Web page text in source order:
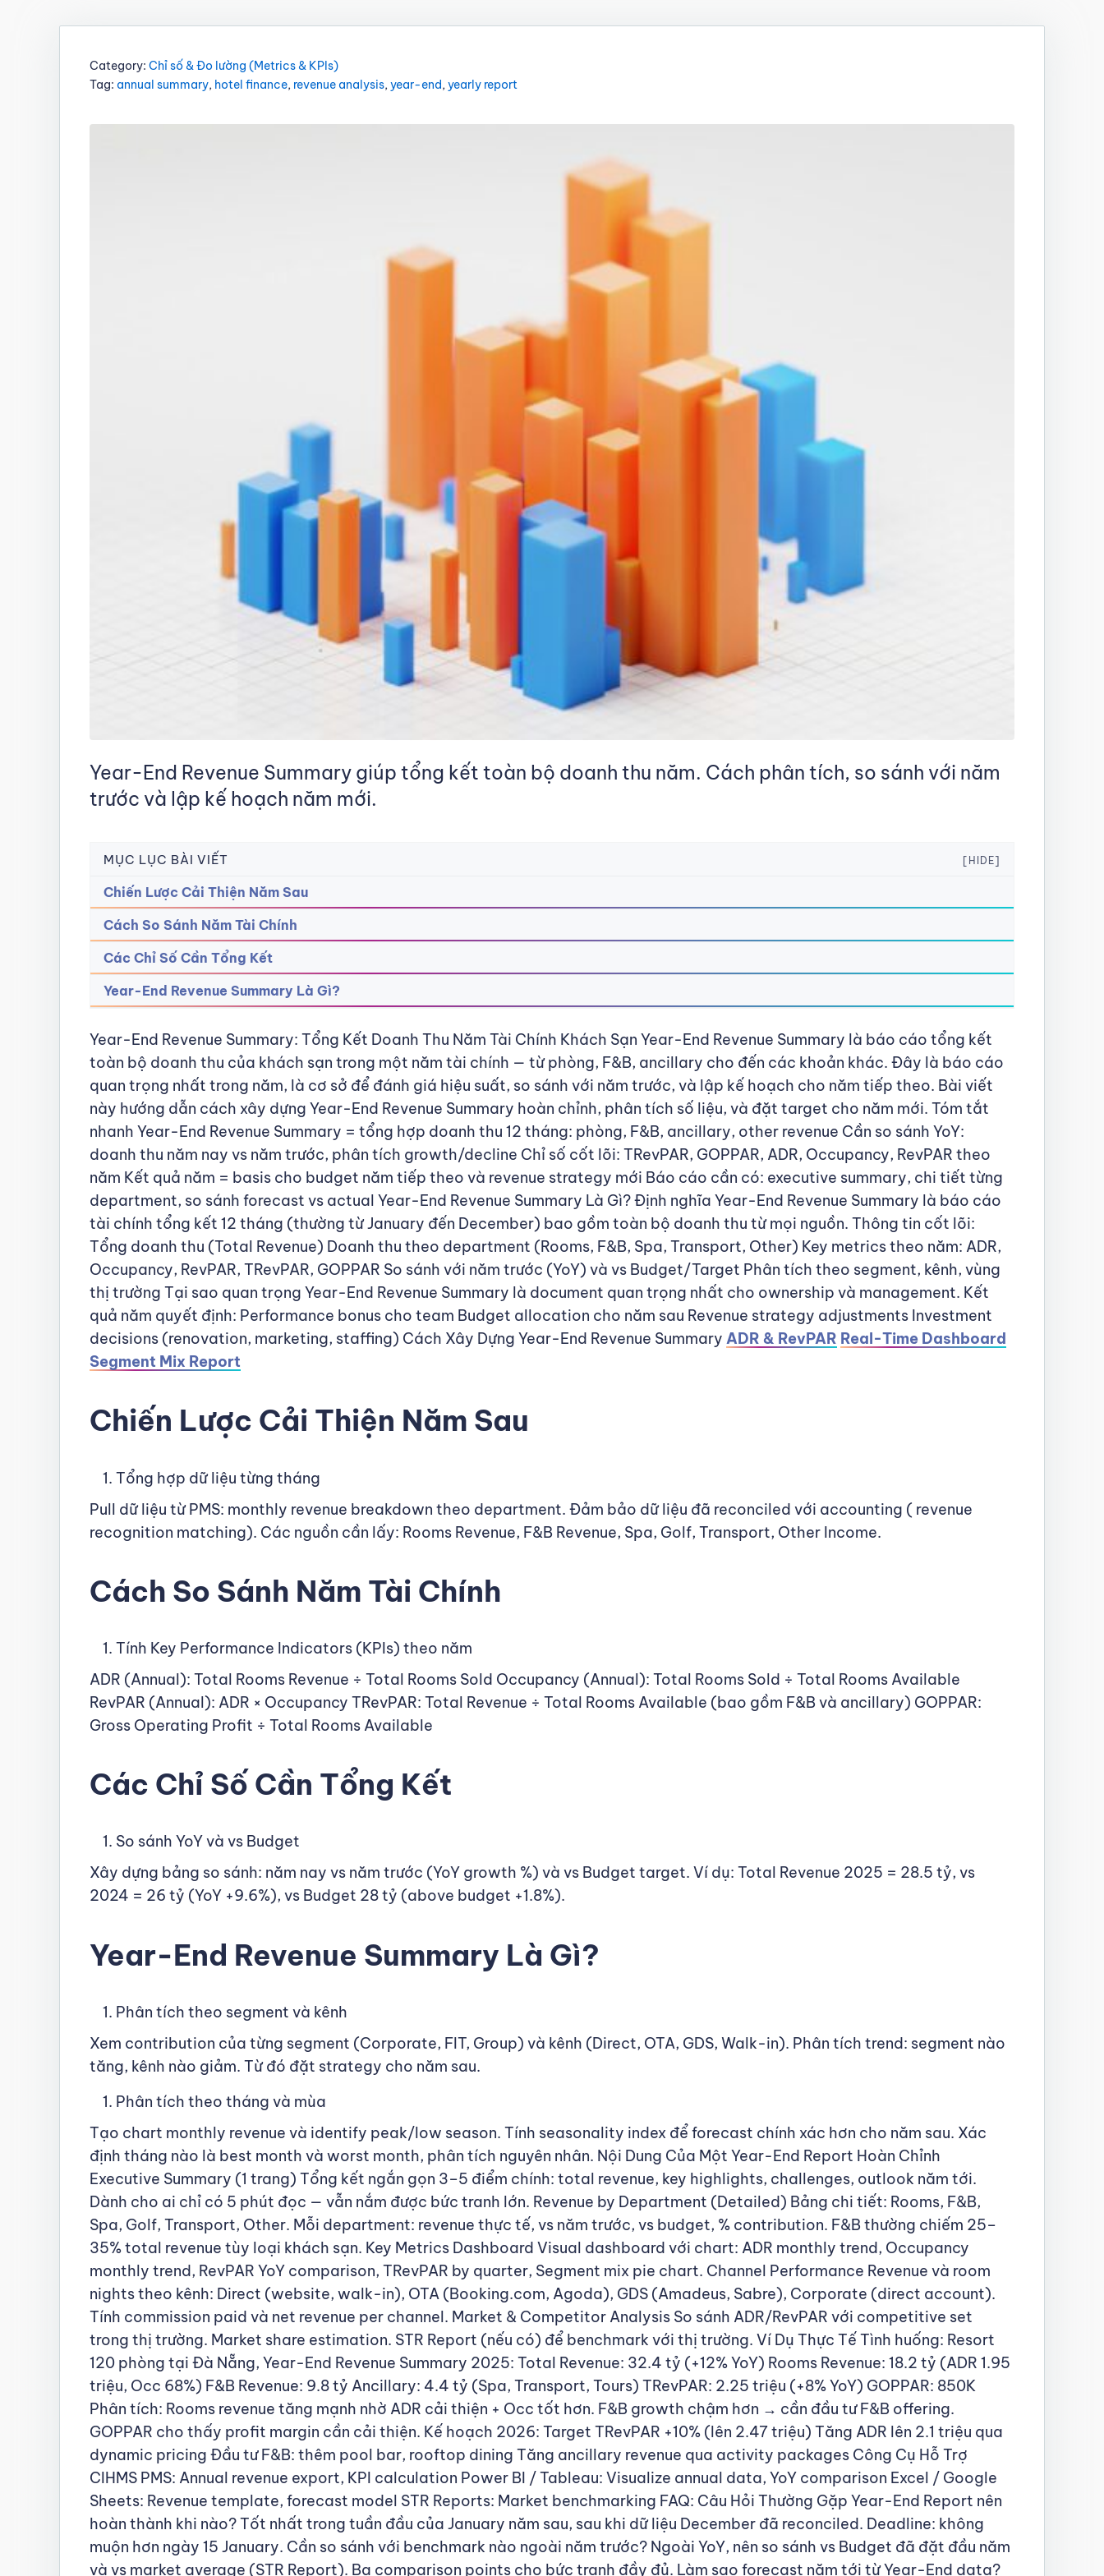
Category:Chỉ số & Đo lường (Metrics & KPIs)
Tag: annual summary, hotel finance, revenue analysis,year-end,yearly report
Year-End Revenue Summary giúp tổng kết toàn bộ doanh thu năm. Cách phân tích, so sánh với năm
trước và lập kế hoạch năm mới.
MỤC LỤC BÀI VIẾT [HIDE]
Chiến Lược Cải Thiện Năm Sau
Cách So Sánh Năm Tài Chính
Các Chỉ Số Cần Tổng Kết
Year-End Revenue Summary Là Gì?
Year-End Revenue Summary: Tổng Kết Doanh Thu Năm Tài Chính Khách Sạn Year-End Revenue Summary là báo cáo tổng kết
toàn bộ doanh thu của khách sạn trong một năm tài chính — từ phòng, F&B, ancillary cho đến các khoản khác. Đây là báo cáo
quan trọng nhất trong năm, là cơ sở để đánh giá hiệu suất, so sánh với năm trước, và lập kế hoạch cho năm tiếp theo. Bài viết
này hướng dẫn cách xây dựng Year-End Revenue Summary hoàn chỉnh, phân tích số liệu, và đặt target cho năm mới. Tóm tắt
nhanh Year-End Revenue Summary = tổng hợp doanh thu 12 tháng: phòng, F&B, ancillary, other revenue Cần so sánh YoY:
doanh thu năm nay vs năm trước, phân tích growth/decline Chỉ số cốt lõi: TRevPAR, GOPPAR, ADR, Occupancy, RevPAR theo
năm Kết quả năm = basis cho budget năm tiếp theo và revenue strategy mới Báo cáo cần có: executive summary, chi tiết từng
department, so sánh forecast vs actual Year-End Revenue Summary Là Gì? Định nghĩa Year-End Revenue Summary là báo cáo
tài chính tổng kết 12 tháng (thường từ January đến December) bao gồm toàn bộ doanh thu từ mọi nguồn. Thông tin cốt lõi:
Tổng doanh thu (Total Revenue) Doanh thu theo department (Rooms, F&B, Spa, Transport, Other) Key metrics theo năm: ADR,
Occupancy, RevPAR, TRevPAR, GOPPAR So sánh với năm trước (YoY) và vs Budget/Target Phân tích theo segment, kênh, vùng
thị trường Tại sao quan trọng Year-End Revenue Summary là document quan trọng nhất cho ownership và management. Kết
quả năm quyết định: Performance bonus cho team Budget allocation cho năm sau Revenue strategy adjustments Investment
decisions (renovation, marketing, staffing) Cách Xây Dựng Year-End Revenue SummaryADR & RevPAR Real-Time Dashboard
Segment Mix Report
Chiến Lược Cải Thiện Năm Sau
Tổng hợp dữ liệu từng tháng
Pull dữ liệu từ PMS: monthly revenue breakdown theo department. Đảm bảo dữ liệu đã reconciled với accounting ( revenue
recognition matching). Các nguồn cần lấy: Rooms Revenue, F&B Revenue, Spa, Golf, Transport, Other Income.
Cách So Sánh Năm Tài Chính
Tính Key Performance Indicators (KPIs) theo năm
ADR (Annual): Total Rooms Revenue ÷ Total Rooms Sold Occupancy (Annual): Total Rooms Sold ÷ Total Rooms Available
RevPAR (Annual): ADR × Occupancy TRevPAR: Total Revenue ÷ Total Rooms Available (bao gồm F&B và ancillary) GOPPAR:
Gross Operating Profit ÷ Total Rooms Available
Các Chỉ Số Cần Tổng Kết
So sánh YoY và vs Budget
Xây dựng bảng so sánh: năm nay vs năm trước (YoY growth %) và vs Budget target. Ví dụ: Total Revenue 2025 = 28.5 tỷ, vs
2024 = 26 tỷ (YoY +9.6%), vs Budget 28 tỷ (above budget +1.8%).
Year-End Revenue Summary Là Gì?
Phân tích theo segment và kênh
Xem contribution của từng segment (Corporate, FIT, Group) và kênh (Direct, OTA, GDS, Walk-in). Phân tích trend: segment nào
tăng, kênh nào giảm. Từ đó đặt strategy cho năm sau.
Phân tích theo tháng và mùa
Tạo chart monthly revenue và identify peak/low season. Tính seasonality index để forecast chính xác hơn cho năm sau. Xác
định tháng nào là best month và worst month, phân tích nguyên nhân. Nội Dung Của Một Year-End Report Hoàn Chỉnh
Executive Summary (1 trang) Tổng kết ngắn gọn 3–5 điểm chính: total revenue, key highlights, challenges, outlook năm tới.
Dành cho ai chỉ có 5 phút đọc — vẫn nắm được bức tranh lớn. Revenue by Department (Detailed) Bảng chi tiết: Rooms, F&B,
Spa, Golf, Transport, Other. Mỗi department: revenue thực tế, vs năm trước, vs budget, % contribution. F&B thường chiếm 25–
35% total revenue tùy loại khách sạn. Key Metrics Dashboard Visual dashboard với chart: ADR monthly trend, Occupancy
monthly trend, RevPAR YoY comparison, TRevPAR by quarter, Segment mix pie chart. Channel Performance Revenue và room
nights theo kênh: Direct (website, walk-in), OTA (Booking.com, Agoda), GDS (Amadeus, Sabre), Corporate (direct account).
Tính commission paid và net revenue per channel. Market & Competitor Analysis So sánh ADR/RevPAR với competitive set
trong thị trường. Market share estimation. STR Report (nếu có) để benchmark với thị trường. Ví Dụ Thực Tế Tình huống: Resort
120 phòng tại Đà Nẵng, Year-End Revenue Summary 2025: Total Revenue: 32.4 tỷ (+12% YoY) Rooms Revenue: 18.2 tỷ (ADR 1.95
triệu, Occ 68%) F&B Revenue: 9.8 tỷ Ancillary: 4.4 tỷ (Spa, Transport, Tours) TRevPAR: 2.25 triệu (+8% YoY) GOPPAR: 850K
Phân tích: Rooms revenue tăng mạnh nhờ ADR cải thiện + Occ tốt hơn. F&B growth chậm hơn → cần đầu tư F&B offering.
GOPPAR cho thấy profit margin cần cải thiện. Kế hoạch 2026: Target TRevPAR +10% (lên 2.47 triệu) Tăng ADR lên 2.1 triệu qua
dynamic pricing Đầu tư F&B: thêm pool bar, rooftop dining Tăng ancillary revenue qua activity packages Công Cụ Hỗ Trợ
CIHMS PMS: Annual revenue export, KPI calculation Power BI / Tableau: Visualize annual data, YoY comparison Excel / Google
Sheets: Revenue template, forecast model STR Reports: Market benchmarking FAQ: Câu Hỏi Thường Gặp Year-End Report nên
hoàn thành khi nào? Tốt nhất trong tuần đầu của January năm sau, sau khi dữ liệu December đã reconciled. Deadline: không
muộn hơn ngày 15 January. Cần so sánh với benchmark nào ngoài năm trước? Ngoài YoY, nên so sánh vs Budget đã đặt đầu năm
và vs market average (STR Report). Ba comparison points cho bức tranh đầy đủ. Làm sao forecast năm tới từ Year-End data?